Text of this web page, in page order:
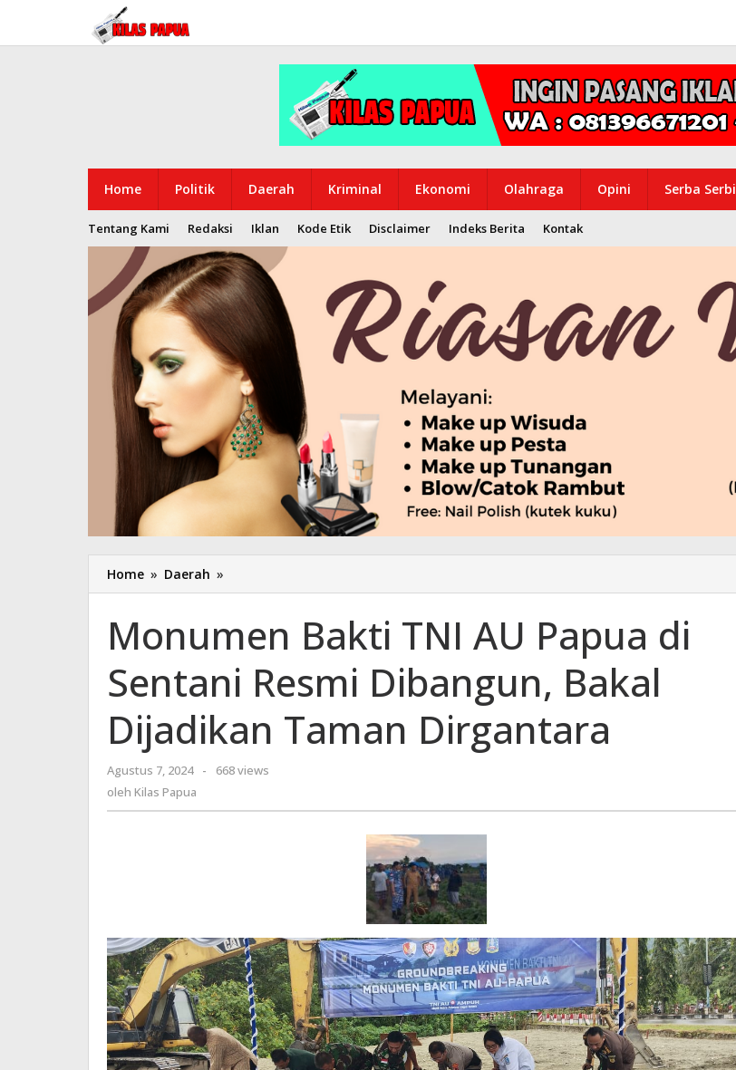
konten
Home Politik Daerah Kriminal Ekonomi Olahraga Opini Serba Serbi
Tentang Kami Redaksi Iklan Kode Etik Disclaimer Indeks Berita Kontak
Home » Daerah »
Bakti
AU
Papua
di
Sentani
Dibangun,
Bakal
Dijadikan
Monumen Bakti TNI AU Papua di
Sentani Resmi Dibangun, Bakal
Dijadikan Taman Dirgantara
Agustus 7, 2024
oleh
-
668 views
oleh Kilas Papua